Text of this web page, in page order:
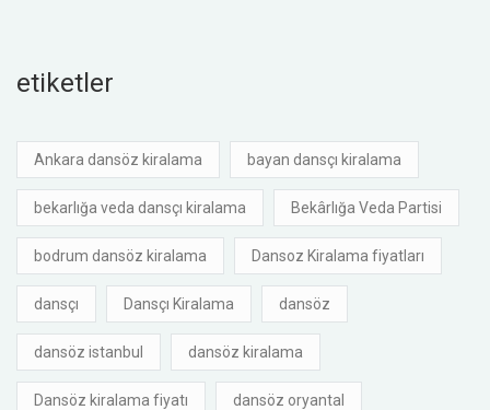
etiketler
Ankara dansöz kiralama bayan dansçı kiralama
bekarlığa veda dansçı kiralama Bekârlığa Veda Partisi
bodrum dansöz kiralama Dansoz Kiralama fiyatları
dansçı Dansçı Kiralama dansöz
dansöz istanbul dansöz kiralama
Dansöz kiralama fiyatı dansöz oryantal